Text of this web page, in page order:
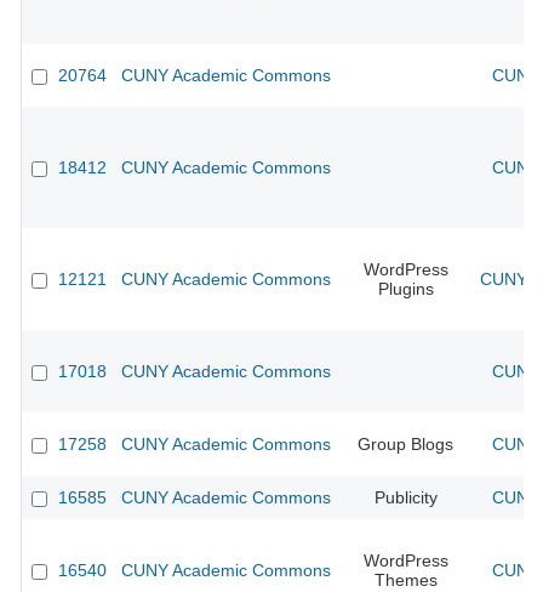
20764 CUNY Academic Commons
18412 CUNY Academic Commons
12121 CUNY Academic Commons
WordPress
Plugins
CUNY
17018 CUNY Academic Commons
17258 CUNY Academic Commons Group Blogs
16585 CUNY Academic Commons Publicity
16540 CUNY Academic Commons
WordPress
Themes